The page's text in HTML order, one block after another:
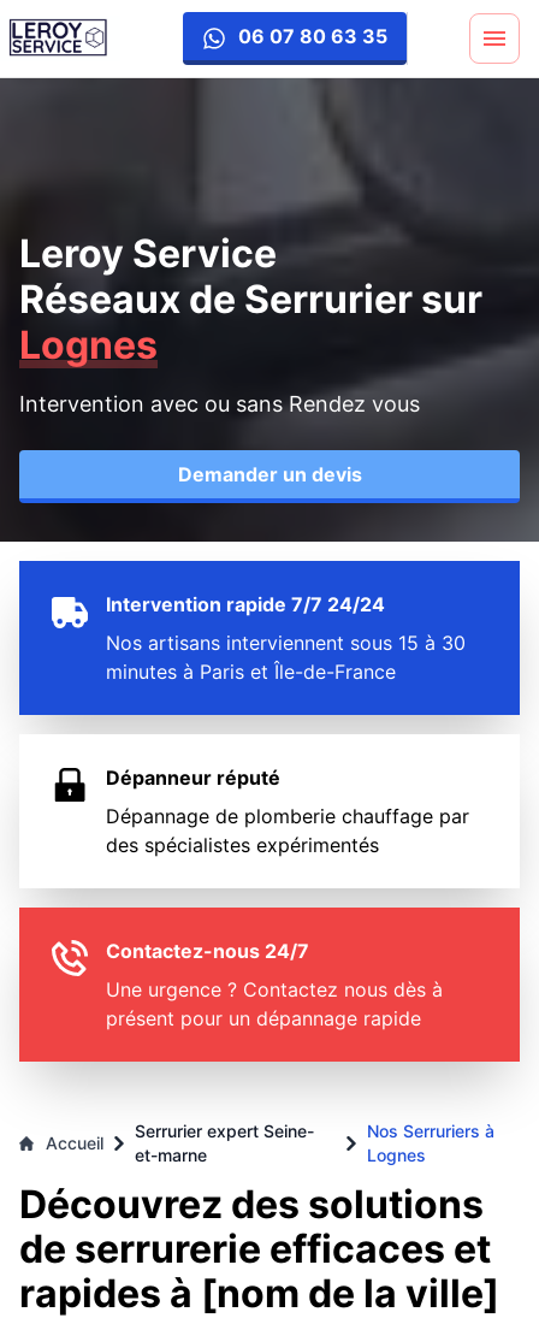
06 07 80 63 35
Leroy Service
Réseaux de Serrurier sur
Lognes
Intervention avec ou sans Rendez vous
Demander un devis
Intervention rapide 7/7 24/24
Nos artisans interviennent sous 15 à 30
minutes à Paris et Île-de-France
Dépanneur réputé
Dépannage de plomberie chauffage par
des spécialistes expérimentés
Contactez-nous 24/7
Une urgence ? Contactez nous dès à
présent pour un dépannage rapide
Accueil
Serrurier expert Seine-
et-marne
Nos Serruriers à
Lognes
Découvrez des solutions
de serrurerie efficaces et
rapides à [nom de la ville]